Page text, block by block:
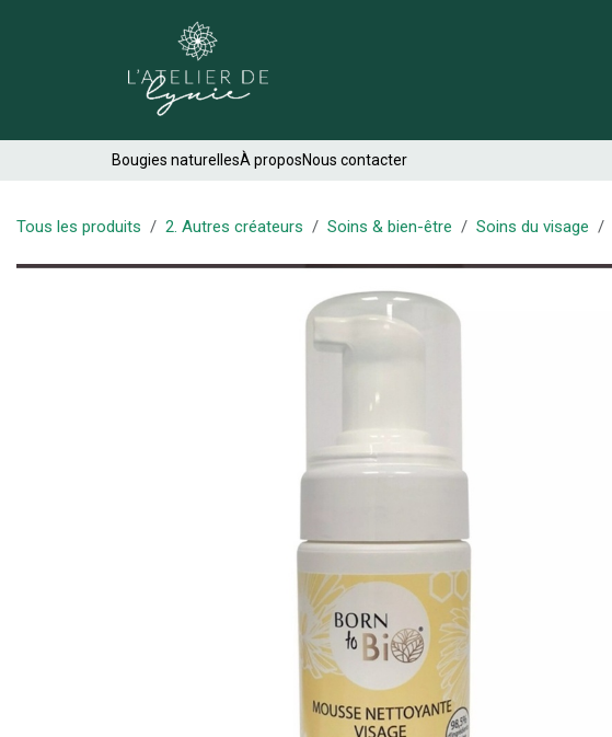
Bougies naturellesÀ proposNous contacter
Tous les produits 2. Autres créateurs Soins & bien-être Soins du visage